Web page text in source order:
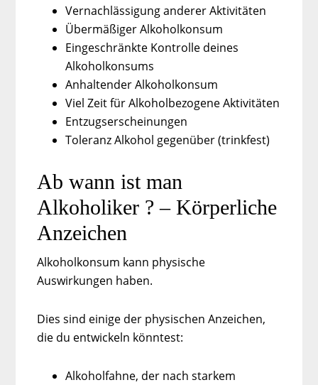
Vernachlässigung anderer Aktivitäten
Übermäßiger Alkoholkonsum
Eingeschränkte Kontrolle deines
Alkoholkonsums
Anhaltender Alkoholkonsum
Viel Zeit für Alkoholbezogene Aktivitäten
Entzugserscheinungen
Toleranz Alkohol gegenüber (trinkfest)
Ab wann ist man
Alkoholiker ? –Körperliche
Anzeichen
Alkoholkonsum kann physische
Auswirkungen haben.
Dies sind einige der physischen Anzeichen,
die du entwickeln könntest:
Alkoholfahne, der nach starkem